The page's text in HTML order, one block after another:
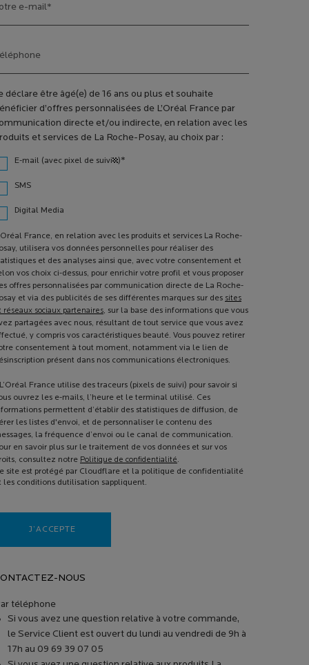
e-mail*
déclare être âgé(e) de 16 ans ou plus et souhaite
d’offres personnalisées de L’Oréal France par
directe et/ou indirecte, en relation avec les
et services de La Roche-Posay, au choix par :
E-mail (avec pixel de suivi¹)*
SMS
Digital Media
France, en relation avec les produits et services La Roche-
utilisera vos données personnelles pour réaliser des
et des analyses ainsi que, avec votre consentement et
vos choix ci-dessus, pour enrichir votre profil et vous proposer
offres personnalisées par communication directe de La Roche-
et via des publicités de ses différentes marques sur des sites
réseaux sociaux partenaires, sur la base des informations que vous
partagées avec nous, résultant de tout service que vous avez
y compris vos caractéristiques beauté. Vous pouvez retirer
consentement à tout moment, notamment via le lien de
présent dans nos communications électroniques.
France utilise des traceurs (pixels de suivi) pour savoir si
ouvrez les e-mails, l’heure et le terminal utilisé. Ces
permettent d’établir des statistiques de diffusion, de
les listes d'envoi, et de personnaliser le contenu des
la fréquence d’envoi ou le canal de communication.
en savoir plus sur le traitement de vos données et sur vos
consultez notre Politique de confidentialité.
site est protégé par Cloudflare et la politique de confidentialité
les conditions dutilisation sappliquent.
J’ACCEPTE
NOUS
téléphone
Si vous avez une question relative à votre commande,
le Service Client est ouvert du lundi au vendredi de 9h à
17h au 09 69 39 07 05